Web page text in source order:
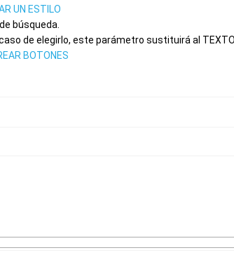
UN ESTILO
búsqueda.
de elegirlo, este parámetro sustituirá al TEXTO
BOTONES